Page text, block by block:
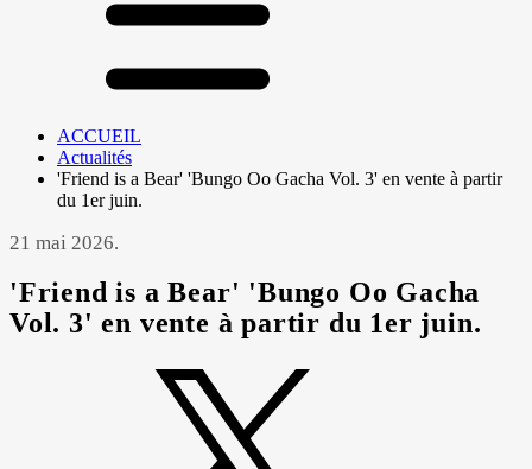
ACCUEIL
Actualités
'Friend is a Bear' 'Bungo Oo Gacha Vol. 3' en vente à partir
du 1er juin.
21 mai 2026.
'Friend is a Bear' 'Bungo Oo Gacha
Vol. 3' en vente à partir du 1er juin.